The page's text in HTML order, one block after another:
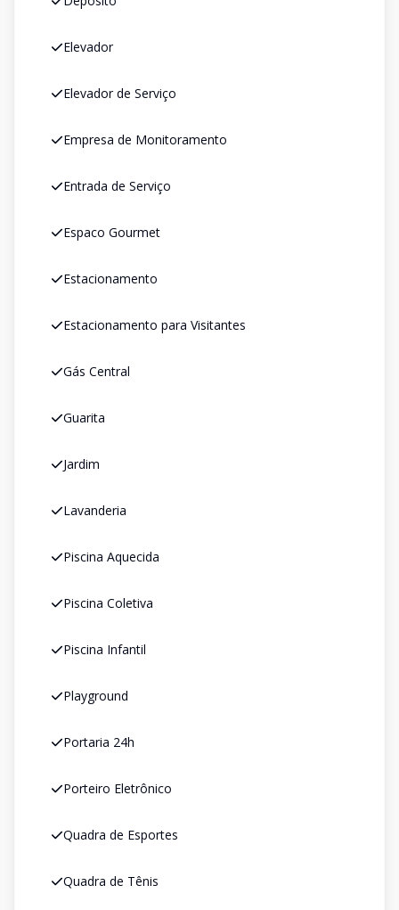
Elevador
Elevador de Serviço
Empresa de Monitoramento
Entrada de Serviço
Espaco Gourmet
Estacionamento
Estacionamento para Visitantes
Gás Central
Guarita
Jardim
Lavanderia
Piscina Aquecida
Piscina Coletiva
Piscina Infantil
Playground
Portaria 24h
Porteiro Eletrônico
Quadra de Esportes
Quadra de Tênis